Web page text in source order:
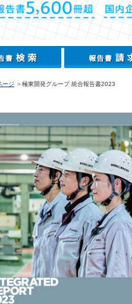
ージ ＞極東開発グループ 統合報告書2023